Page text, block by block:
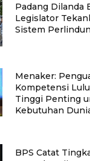
Padang Dilanda
Legislator
Sistem
Menaker:
Kompetensi
Tinggi Penting
Kebutuhan
BPS Catat